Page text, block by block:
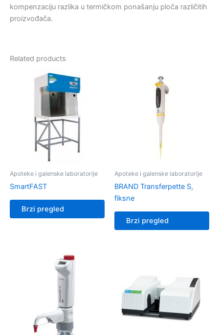
kompenzaciju razlika u termičkom ponašanju ploča različitih
proizvođača.
Related products
Apoteke i galenske laboratorije
SmartFAST
Brzi pregled
Apoteke i galenske laboratorije
BRAND Transferpette S,
fiksne
Brzi pregled